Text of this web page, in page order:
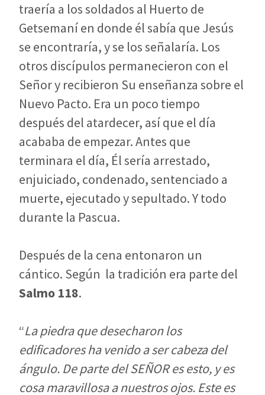
traería a los soldados al Huerto de
Getsemaní en donde él sabía que Jesús
se encontraría, y se los señalaría. Los
otros discípulos permanecieron con el
Señor y recibieron Su enseñanza sobre el
Nuevo Pacto. Era un poco tiempo
después del atardecer, así que el día
acababa de empezar. Antes que
terminara el día, Él sería arrestado,
enjuiciado, condenado, sentenciado a
muerte, ejecutado y sepultado. Y todo
durante la Pascua.
Después de la cena entonaron un
cántico. Según la tradición era parte del
Salmo 118.
“La piedra que desecharon los
edificadores ha venido a ser cabeza del
ángulo. De parte del SEÑOR es esto, y es
cosa maravillosa a nuestros ojos. Este es